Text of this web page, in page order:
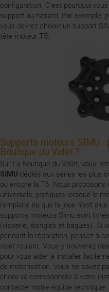
configuration. C'est pourquoi
support au hasard. Par exemple,
vous devrez choisir un support
tête moteur T5.
Supports moteurs SIMU :
Boutique du Volet ?
Sur La Boutique du Volet, vous
SIMU dédiés aux séries les plus
ou encore la T6. Nous
universels, pratiques lorsque le
remplacé ou que la joue n’est
supports moteurs Simu sont
(visserie, épingles et bagues). Si
pendant la réparation, pensez à
volet roulant. Vous y trouverez
pour vous aider à installer
de motorisation. Vous ne savez
choisi va correspondre à votre
contacter notre équipe